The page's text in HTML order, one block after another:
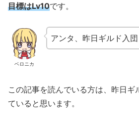
目標はLv10です。
ベロニカ
アンタ、昨日ギルド入
この記事を読んでいる方は、昨日ギ
ていると思います。